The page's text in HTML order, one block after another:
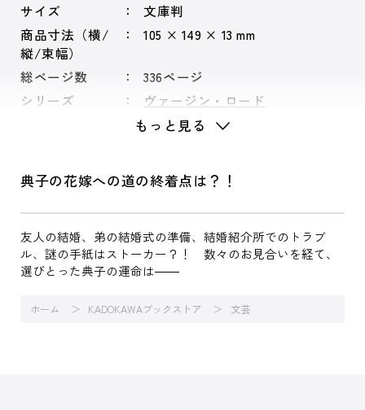
サイズ
文庫判
商品寸法（横/
縦/束幅）
105 × 149 × 13 mm
総ページ数
336ページ
シリーズ
ヴァージン・ロード
もっと見る
典子の花嫁への道の終着点は？！
友人の結婚、弟の結婚式の準備、結婚紹介所でのトラブ
ル、謎の手紙はストーカー？！ 数々のお見合いを経て、
選びとった典子の運命は――
ホーム KADOKAWAブックストア 文芸